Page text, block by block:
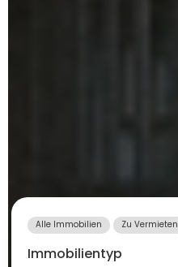
Alle Immobilien Zu Vermieten
Immobilientyp